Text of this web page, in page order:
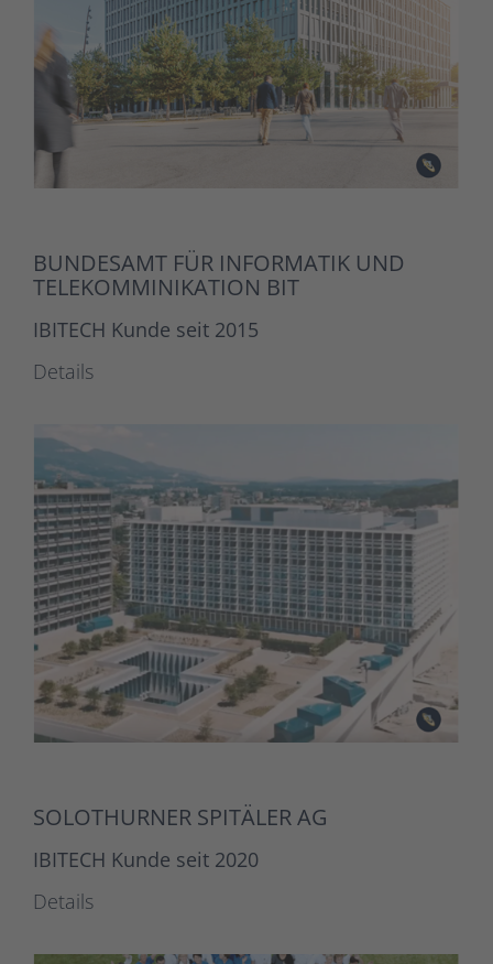
BUNDESAMT FÜR INFORMATIK UND
TELEKOMMINIKATION BIT
IBITECH Kunde seit 2015
Details
SOLOTHURNER SPITÄLER AG
IBITECH Kunde seit 2020
Details